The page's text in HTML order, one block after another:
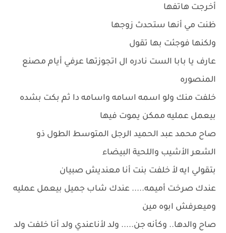
أخرجت هاتفها
ظنت مي أنها ستحدث زوجها
ولكنها فوجئت بها تقول
عارف يا بابا الست نادره ال اتجوزتها عرفي أيام مصنع
المنصوره
خلفت منك ولو اسمه اسامه واسامه دا ثم بكت بشده
بيعمل عمليه ممكن يموت فيها
صاح محمد عبد الحميد الرجل المتوسط الطول ذو
الشعر الأشيب واللحية البيضاء
بتقولي ايه لأ خلفت بنت أنا معنديش صبيان
عندك صرخت أميمه..... عندك شاب جميل بيعمل عمليه
وميعرفش ابوه مين
صاح والدها.. وكأنه جن..... ولد لأناعندي ولد أنا خلفت ولد